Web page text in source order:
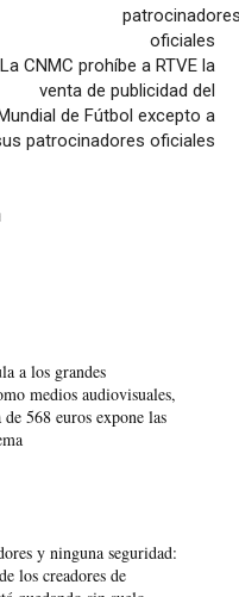
La CNMC prohíbe a RTVE la
venta de publicidad del
de Fútbol excepto a
patrocinadores oficiales
a los grandes
medios audiovisuales,
568 euros expone las
y ninguna seguridad:
los creadores de